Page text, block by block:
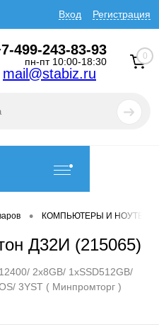
Вход Регистрация
499-243-83-93
пн-пт 10:00-18:30
mail@stabiz.ru
0
• КОМПЬЮТЕРЫ И
Д32И (215065)
2x8GB/ 1xSSD512GB/
3YST ( Минпромторг )